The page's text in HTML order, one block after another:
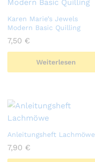
Karen Marie’s Jewels
Modern Basic Quilling
7,50 €
Weiterlesen
Anleitungsheft Lachmöwe
7,90 €